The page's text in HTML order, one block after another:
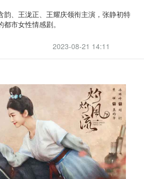
韵、王泷正、王耀庆领衔主演，张静初特
市女性情感剧。
2023-08-21 14:11